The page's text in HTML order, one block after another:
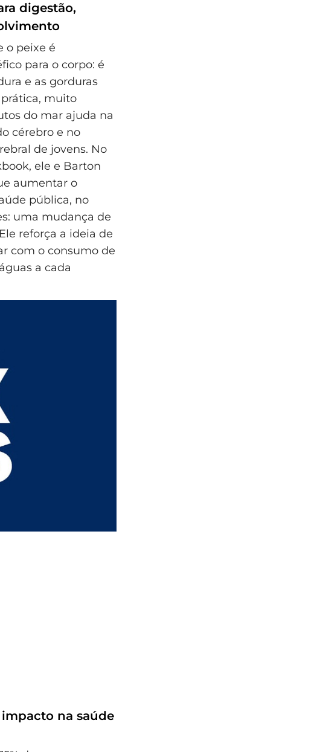
digestão,
o peixe é
para o corpo: é
e as gorduras
muito
do mar ajuda na
cérebro e no
de jovens. No
ele e Barton
aumentar o
pública, no
uma mudança de
reforça a ideia de
com o consumo de
a cada
na saúde